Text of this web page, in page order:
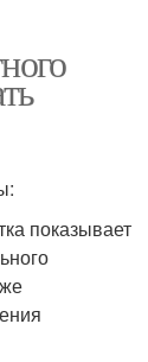
показывает